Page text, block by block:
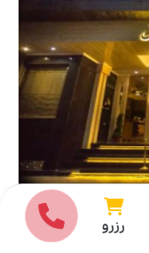
رزرو